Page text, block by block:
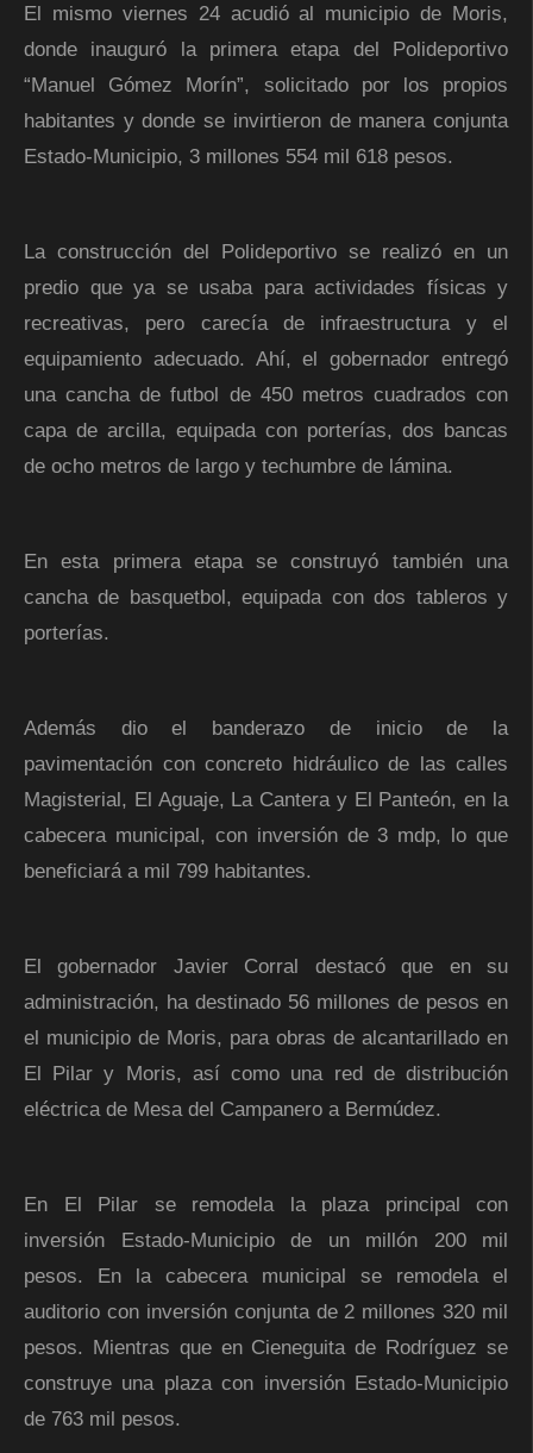
El mismo viernes 24 acudió al municipio de Moris,
donde inauguró la primera etapa del Polideportivo
“Manuel Gómez Morín”, solicitado por los propios
habitantes y donde se invirtieron de manera conjunta
Estado-Municipio, 3 millones 554 mil 618 pesos.
La construcción del Polideportivo se realizó en un
predio que ya se usaba para actividades físicas y
recreativas, pero carecía de infraestructura y el
equipamiento adecuado. Ahí, el gobernador entregó
una cancha de futbol de 450 metros cuadrados con
capa de arcilla, equipada con porterías, dos bancas
de ocho metros de largo y techumbre de lámina.
En esta primera etapa se construyó también una
cancha de basquetbol, equipada con dos tableros y
porterías.
Además dio el banderazo de inicio de la
pavimentación con concreto hidráulico de las calles
Magisterial, El Aguaje, La Cantera y El Panteón, en la
cabecera municipal, con inversión de 3 mdp, lo que
beneficiará a mil 799 habitantes.
El gobernador Javier Corral destacó que en su
administración, ha destinado 56 millones de pesos en
el municipio de Moris, para obras de alcantarillado en
El Pilar y Moris, así como una red de distribución
eléctrica de Mesa del Campanero a Bermúdez.
En El Pilar se remodela la plaza principal con
inversión Estado-Municipio de un millón 200 mil
pesos. En la cabecera municipal se remodela el
auditorio con inversión conjunta de 2 millones 320 mil
pesos. Mientras que en Cieneguita de Rodríguez se
construye una plaza con inversión Estado-Municipio
de 763 mil pesos.